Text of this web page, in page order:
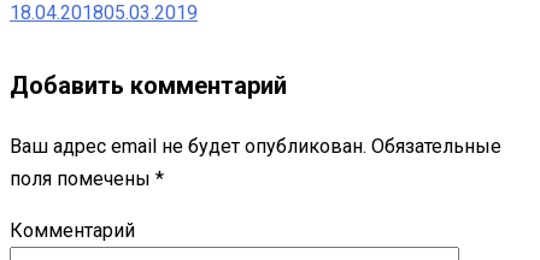
18.04.201805.03.2019
Добавить комментарий
Ваш адрес email не будет опубликован. Обязательные
поля помечены *
Комментарий